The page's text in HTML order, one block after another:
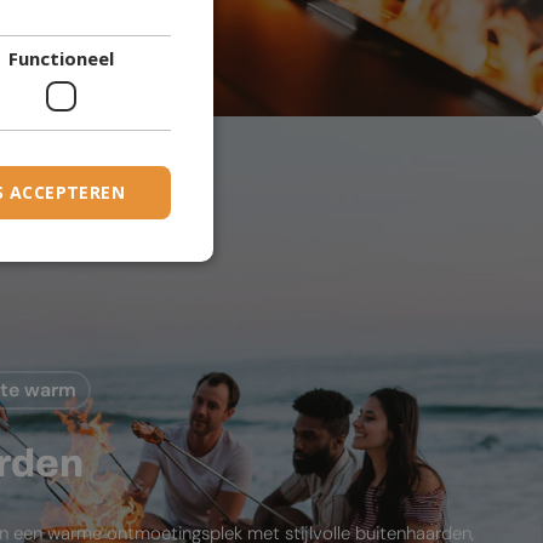
warm
een warme ontmoetingsplek met stijlvolle buitenhaarden,
DUTCH
FRENCH
GERMAN
GREEK
ITALIAN
LATVIAN
LITHUANIAN
Functioneel
ACCEPTEREN